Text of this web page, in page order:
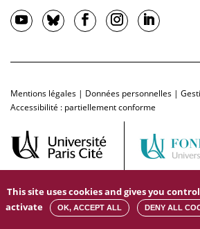
Mentions légales | Données personnelles |
Accessibilité : partiellement conforme
This site uses cookies and gives you
activate
OK, ACCEPT ALL DENY ALL